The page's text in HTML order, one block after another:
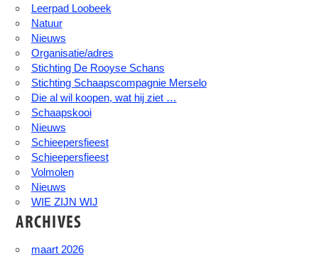
Leerpad Loobeek
Natuur
Nieuws
Organisatie/adres
Stichting De Rooyse Schans
Stichting Schaapscompagnie Merselo
Die al wil koopen, wat hij ziet …
Schaapskooi
Nieuws
Schieepersfieest
Schieepersfieest
Volmolen
Nieuws
WIE ZIJN WIJ
ARCHIVES
maart 2026